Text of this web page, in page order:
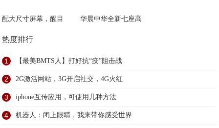
配大尺寸屏幕，醒目 华晨中华全新七座高
热度排行
1 【最美BMTS人】打好抗“疫”阻击战
2 2G激活网站，3G开启社交，4G火红
3 iphone互传应用，可使用几种方法
4 机器人：闭上眼睛，我来带你感受世界